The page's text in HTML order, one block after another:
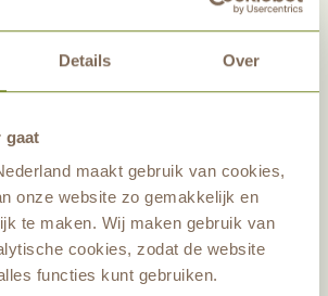
Details Over
gaat
maakt gebruik van cookies,
onze website zo gemakkelijk en
te maken. Wij maken gebruik van
cookies, zodat de website
functies kunt gebruiken.
de enige dieren op onze
waaraan te zien is dat het
Op de meest warme en
Zodra de zon achter een wolk
hij zich terug in zijn holletje
boomstam.